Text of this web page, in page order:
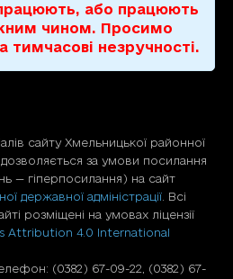
або працюють
чином. Просимо
тимчасові незручності.
сайту Хмельницької районної
дозволяється за умови посилання
— гiперпосилання) на сайт
державної адміністрації . Всі
розміщені на умовах ліцензії
Attribution 4.0 International
(0382) 67-09-22, (0382) 67-